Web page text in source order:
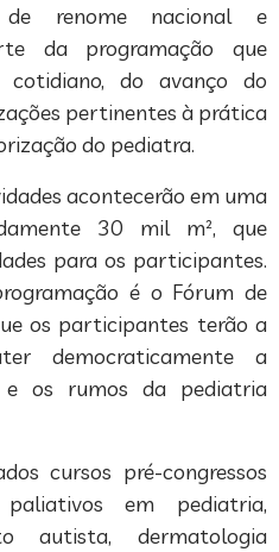
de renome nacional e
da programação que
do avanço do
pertinentes à prática
do pediatra.
acontecerão em uma
30 mil m², que
para os participantes.
é o Fórum de
os participantes terão a
democraticamente a
e os rumos da pediatria
cursos pré-congressos
paliativos em pediatria,
autista, dermatologia